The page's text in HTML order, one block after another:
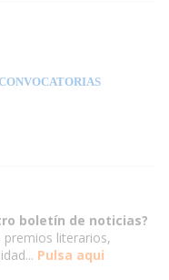
boletín de noticias?
literarios,
Pulsa aqui